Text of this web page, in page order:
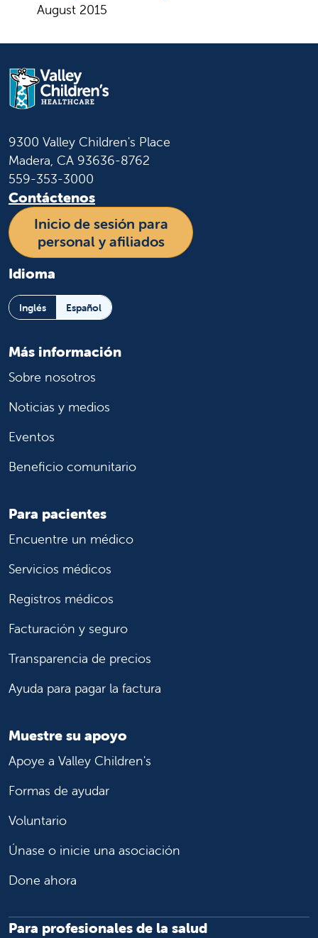
August 2015
9300 Valley Children's Place
Madera, CA 93636-8762
559-353-3000
Contáctenos
Inicio de sesión para
personal y afiliados
Idioma
Inglés Español
Más información
Sobre nosotros
Noticias y medios
Eventos
Beneficio comunitario
Para pacientes
Encuentre un médico
Servicios médicos
Registros médicos
Facturación y seguro
Transparencia de precios
Ayuda para pagar la factura
Muestre su apoyo
Apoye a Valley Children's
Formas de ayudar
Voluntario
Únase o inicie una asociación
Done ahora
Para profesionales de la salud